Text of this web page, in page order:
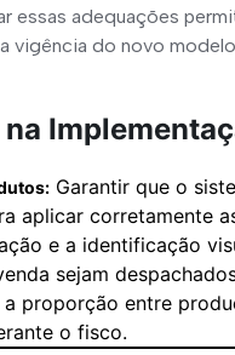
essas adequações
vigência do novo
Garantir que o
aplicar corretamente
e a identificação
sejam
proporção entre
o fisco.